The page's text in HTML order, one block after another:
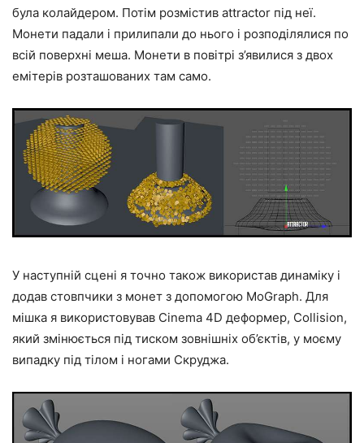
була колайдером. Потім розмістив attractor під неї.
Монети падали і прилипали до нього і розподілялися по
всій поверхні меша. Монети в повітрі з’явилися з двох
емітерів розташованих там само.
У наступній сцені я точно також використав динаміку і
додав стовпчики з монет з допомогою MoGraph. Для
мішка я використовував Cinema 4D деформер, Collision,
який змінюється під тиском зовнішніх об’єктів, у моєму
випадку під тілом і ногами Скруджа.